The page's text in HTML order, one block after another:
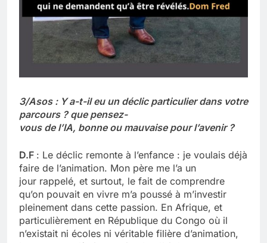
3/Asos : Y a-t-il eu un déclic particulier dans votre
parcours ? que pensez-
vous de l’IA, bonne ou mauvaise pour l’avenir ?
D.F : Le déclic remonte à l’enfance : je voulais déjà
faire de l’animation. Mon père me l’a un
jour rappelé, et surtout, le fait de comprendre
qu’on pouvait en vivre m’a poussé à m’investir
pleinement dans cette passion. En Afrique, et
particulièrement en République du Congo où il
n’existait ni écoles ni véritable filière d’animation,